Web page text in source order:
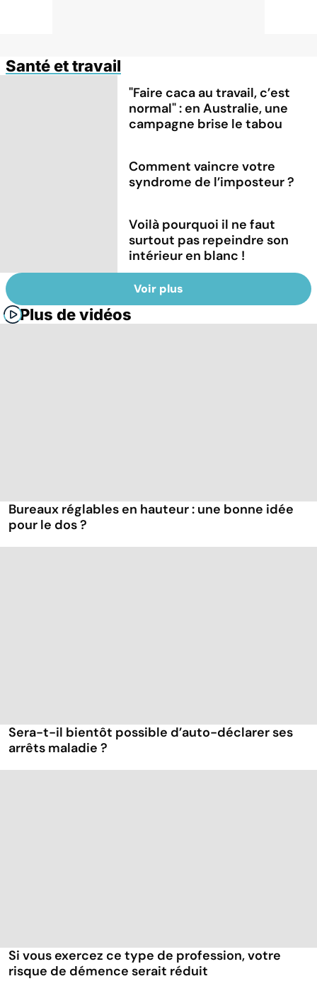
Santé et travail
"Faire caca au travail, c’est
normal" : en Australie, une
campagne brise le tabou
Comment vaincre votre
syndrome de l’imposteur ?
Voilà pourquoi il ne faut
surtout pas repeindre son
intérieur en blanc !
Voir plus
Plus de vidéos
Bureaux réglables en hauteur : une bonne idée
pour le dos ?
Sera-t-il bientôt possible d’auto-déclarer ses
arrêts maladie ?
Si vous exercez ce type de profession, votre
risque de démence serait réduit